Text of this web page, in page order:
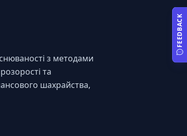
з методами
та
шахрайства,
FEEDBACK